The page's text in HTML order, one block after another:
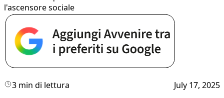
l'ascensore sociale
3 min di lettura July 17, 2025